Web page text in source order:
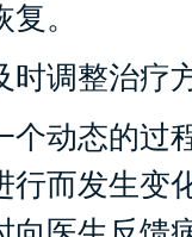
。
调整治疗
动态的过
行而发生变